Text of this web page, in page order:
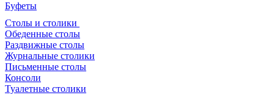
Буфеты
Столы и столики
Обеденные столы
Раздвижные столы
Журнальные столики
Письменные столы
Консоли
Туалетные столики